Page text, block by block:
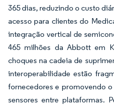
365 dias, reduzindo o custo
acesso para clientes do
integração vertical de
465 milhões da Abbott em
choques na cadeia de
interoperabilidade estão
fornecedores e promovendo
sensores entre plataformas.